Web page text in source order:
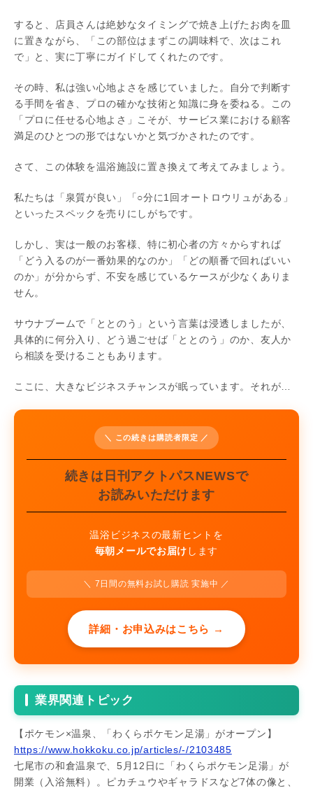
すると、店員さんは絶妙なタイミングで焼き上げたお肉を皿
に置きながら、「この部位はまずこの調味料で、次はこれ
で」と、実に丁寧にガイドしてくれたのです。
その時、私は強い心地よさを感じていました。自分で判断す
る手間を省き、プロの確かな技術と知識に身を委ねる。この
「プロに任せる心地よさ」こそが、サービス業における顧客
満足のひとつの形ではないかと気づかされたのです。
さて、この体験を温浴施設に置き換えて考えてみましょう。
私たちは「泉質が良い」「○分に1回オートロウリュがある」
といったスペックを売りにしがちです。
しかし、実は一般のお客様、特に初心者の方々からすれば
「どう入るのが一番効果的なのか」「どの順番で回ればいい
のか」が分からず、不安を感じているケースが少なくありま
せん。
サウナブームで「ととのう」という言葉は浸透しましたが、
具体的に何分入り、どう過ごせば「ととのう」のか、友人か
ら相談を受けることもあります。
ここに、大きなビジネスチャンスが眠っています。それが…
＼ この続きは購読者限定 ／
続きは日刊アクトパスNEWSで
お読みいただけます
温浴ビジネスの最新ヒントを
毎朝メールでお届け します
＼ 7日間の無料お試し購読 実施中 ／
詳細・お申込みはこちら →
業界関連トピック
【ポケモン×温泉、「わくらポケモン足湯」がオープン】
https://www.hokkoku.co.jp/articles/-/2103485
七尾市の和倉温泉で、5月12日に「わくらポケモン足湯」が
開業（入浴無料）。ピカチュウやギャラドスなど7体の像と、